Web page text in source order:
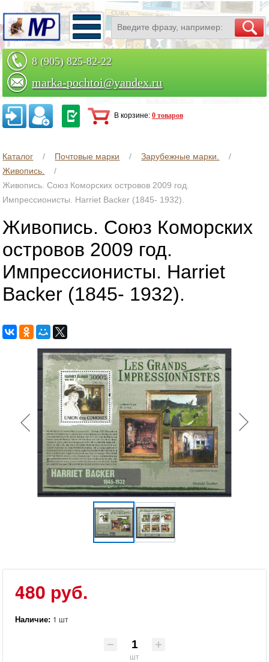
8 (905) 825-82-22
marka-pochtoi@yandex.ru
Заказать по телефону
В корзине: 0 товаров
Каталог Почтовые марки
Зарубежные марки.
Живопись.
Живопись. Союз Коморских островов 2009 год.
Импрессионисты. Harriet Backer (1845- 1932).
Живопись. Союз Коморских
островов 2009 год.
Импрессионисты. Harriet
Backer (1845- 1932).
480 руб.
Наличие: 1 шт
шт